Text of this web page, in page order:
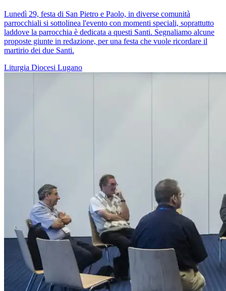
Lunedì 29, festa di San Pietro e Paolo, in diverse comunità
parrocchiali si sottolinea l'evento con momenti speciali, soprattutto
laddove la parrocchia è dedicata a questi Santi. Segnaliamo alcune
proposte giunte in redazione, per una festa che vuole ricordare il
martirio dei due Santi.
Liturgia Diocesi Lugano